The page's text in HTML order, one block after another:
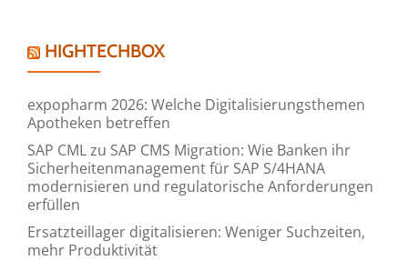
HIGHTECHBOX
expopharm 2026: Welche Digitalisierungsthemen
Apotheken betreffen
SAP CML zu SAP CMS Migration: Wie Banken ihr
Sicherheitenmanagement für SAP S/4HANA
modernisieren und regulatorische Anforderungen
erfüllen
Ersatzteillager digitalisieren: Weniger Suchzeiten,
mehr Produktivität